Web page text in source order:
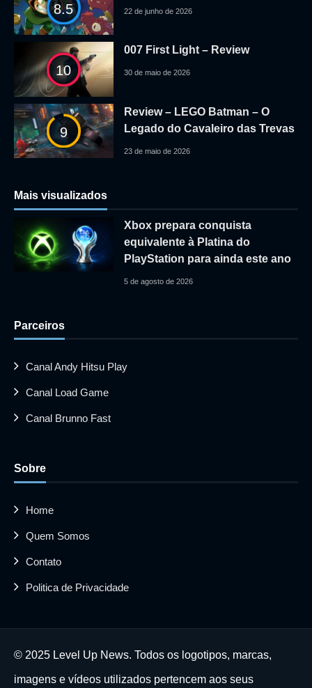
8.5 22 de junho de 2026
10
007 First Light – Review
30 de maio de 2026
9
Review – LEGO Batman – O
Legado do Cavaleiro das Trevas
23 de maio de 2026
Mais visualizados
Xbox prepara conquista
equivalente à Platina do
PlayStation para ainda este ano
5 de agosto de 2026
Parceiros
Canal Andy Hitsu Play
Canal Load Game
Canal Brunno Fast
Sobre
Home
Quem Somos
Contato
Politica de Privacidade
© 2025 Level Up News. Todos os logotipos, marcas,
imagens e vídeos utilizados pertencem aos seus